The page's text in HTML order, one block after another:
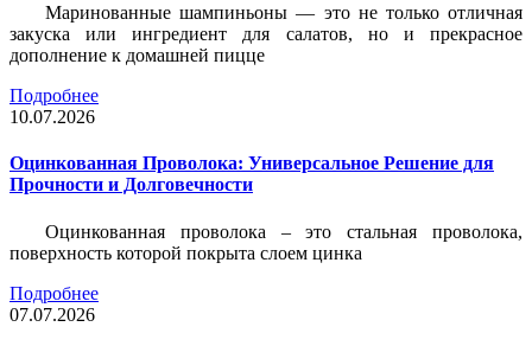
Маринованные шампиньоны — это не только отличная
закуска или ингредиент для салатов, но и прекрасное
дополнение к домашней пицце
Подробнее
10.07.2026
Оцинкованная Проволока: Универсальное Решение для
Прочности и Долговечности
Оцинкованная проволока – это стальная проволока,
поверхность которой покрыта слоем цинка
Подробнее
07.07.2026